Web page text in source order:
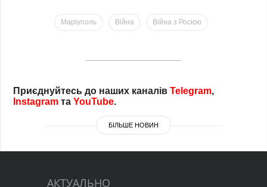
Маріуполь Війна Війна з Росією
Приєднуйтесь до наших каналів Telegram,
Instagram та YouTube.
БІЛЬШЕ НОВИН
Росіяни планують посилити дроновий